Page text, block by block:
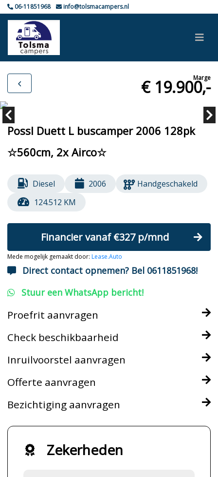
06-11851968 info@tolsmacampers.nl
Marge
€ 19.900,-
Possl Duett L buscamper 2006 128pk
☆560cm, 2x Airco☆
Diesel 2006
Handgeschakeld
124.512 KM
Financier vanaf €327 p/mnd
Mede mogelijk gemaakt door: Lease.Auto
Direct contact opnemen? Bel 0611851968!
Stuur een WhatsApp bericht!
Proefrit aanvragen
Check beschikbaarheid
Inruilvoorstel aanvragen
Offerte aanvragen
Bezichtiging aanvragen
Zekerheden